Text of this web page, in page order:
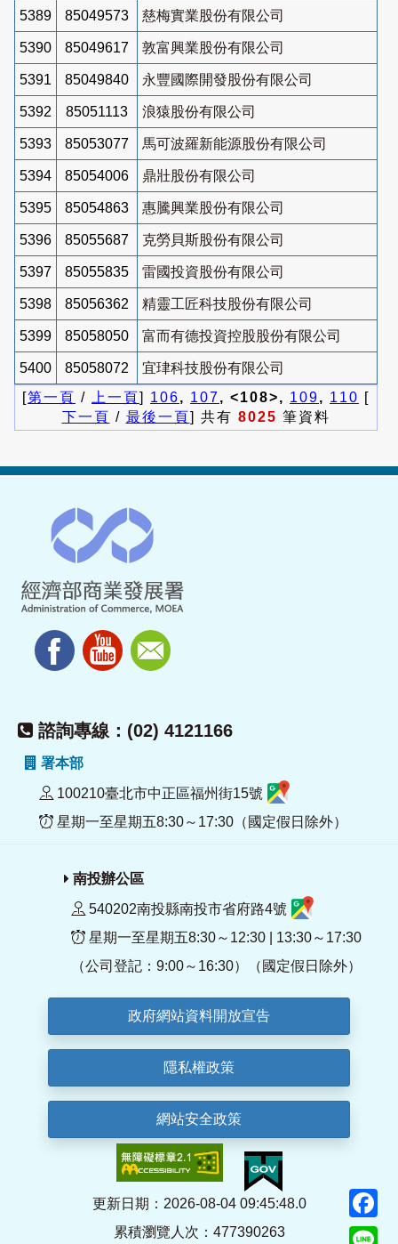
5389 85049573 慈梅實業股份有限公司
5390 85049617 敦富興業股份有限公司
5391 85049840 永豐國際開發股份有限公司
5392 85051113 浪猿股份有限公司
5393 85053077 馬可波羅新能源股份有限公司
5394 85054006 鼎壯股份有限公司
5395 85054863 惠騰興業股份有限公司
5396 85055687 克勞貝斯股份有限公司
5397 85055835 雷國投資股份有限公司
5398 85056362 精靈工匠科技股份有限公司
5399 85058050 富而有德投資控股股份有限公司
5400 85058072
宜珒科技股份有限公司
[第一頁 / 上一頁] 106, 107, <108>, 109, 110 [
下一頁 / 最後一頁] 共有 8025 筆資料
諮詢專線：(02) 4121166
署本部
100210臺北市中正區福州街15號
星期一至星期五8:30～17:30（國定假日除外）
南投辦公區
540202南投縣南投市省府路4號
星期一至星期五8:30～12:30 | 13:30～17:30
（公司登記：9:00～16:30）（國定假日除外）
政府網站資料開放宣告
隱私權政策
網站安全政策
更新日期：2026-08-04 09:45:48.0
累積瀏覽人次：477390263